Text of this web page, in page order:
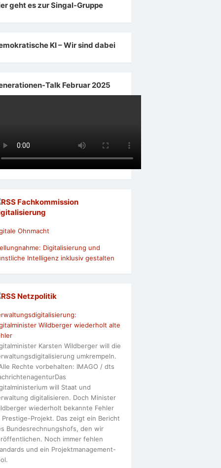
geht es zur Singal-Gruppe
KI – Wir sind dabei
Talk Februar 2025
Fachkommission
Ohnmacht
Digitalisierung und
Intelligenz inklusiv gestalten
Netzpolitik
Wildberger wiederholt alte
Karsten Wildberger will die
umkrempeln.
Rechte vorbehalten: IMAGO / dts
will Staat und
digitalisieren. Doch Minister
wiederholt bekannte Fehler
Prestige-Projekt. Das zeigt ein Bericht
Bundesrechnungshofs, den wir
Noch immer fehlen
und ein Projektmanagement-